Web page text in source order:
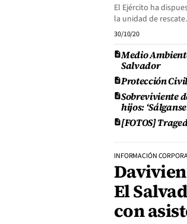
El Ejército ha
la unidad de rescate.
30/10/20
Medio
Salvador
Protección
Sobreviviente
hijos:
[FOTOS]
INFORMACIÓN
El
con